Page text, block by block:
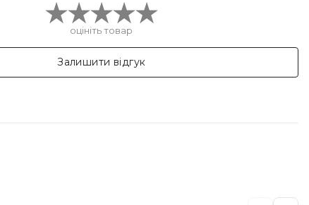
оцініть товар
Залишити відгук